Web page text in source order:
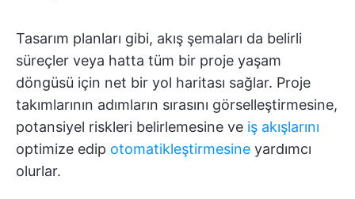
Tasarım planları gibi, akış şemaları da belirli
süreçler veya hatta tüm bir proje yaşam
döngüsü için net bir yol haritası sağlar. Proje
takımlarının adımların sırasını görselleştirmesine,
potansiyel riskleri belirlemesine ve iş akışlarını
optimize edip otomatikleştirmesine yardımcı
olurlar.